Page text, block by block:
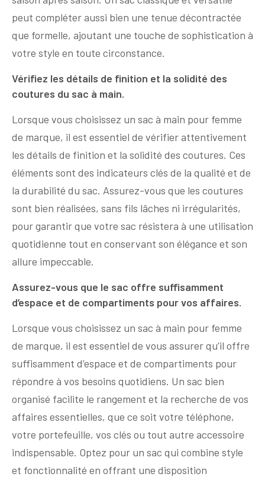
peut compléter aussi bien une tenue décontractée
que formelle, ajoutant une touche de sophistication à
votre style en toute circonstance.
Vérifiez les détails de finition et la solidité des
coutures du sac à main.
Lorsque vous choisissez un sac à main pour femme
de marque, il est essentiel de vérifier attentivement
les détails de finition et la solidité des coutures. Ces
éléments sont des indicateurs clés de la qualité et de
la durabilité du sac. Assurez-vous que les coutures
sont bien réalisées, sans fils lâches ni irrégularités,
pour garantir que votre sac résistera à une utilisation
quotidienne tout en conservant son élégance et son
allure impeccable.
Assurez-vous que le sac offre suffisamment
d’espace et de compartiments pour vos affaires.
Lorsque vous choisissez un sac à main pour femme
de marque, il est essentiel de vous assurer qu’il offre
suffisamment d’espace et de compartiments pour
répondre à vos besoins quotidiens. Un sac bien
organisé facilite le rangement et la recherche de vos
affaires essentielles, que ce soit votre téléphone,
votre portefeuille, vos clés ou tout autre accessoire
indispensable. Optez pour un sac qui combine style
et fonctionnalité en offrant une disposition